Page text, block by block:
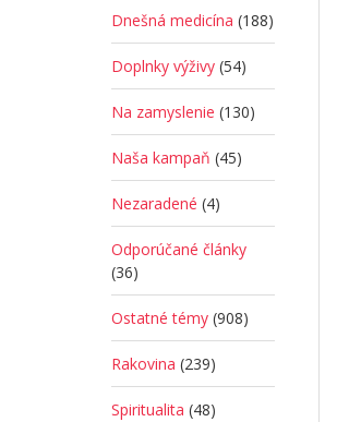
Dnešná medicína (188)
Doplnky výživy (54)
Na zamyslenie (130)
Naša kampaň (45)
Nezaradené (4)
Odporúčané články
(36)
Ostatné témy (908)
Rakovina (239)
Spiritualita (48)